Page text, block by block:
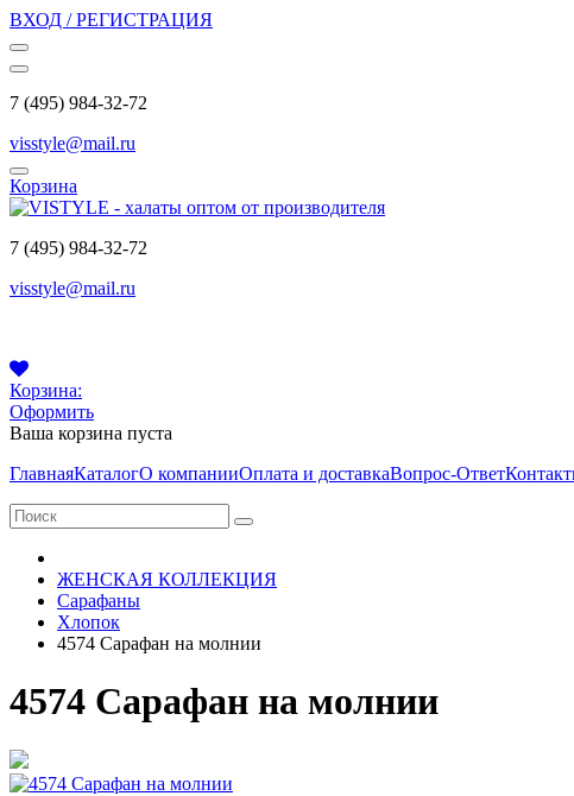
ВХОД / РЕГИСТРАЦИЯ
7 (495) 984-32-72
visstyle@mail.ru
Корзина
7 (495) 984-32-72
visstyle@mail.ru
Корзина:
Оформить
Ваша корзина пуста
ГлавнаяКаталогО компанииОплата и доставкаВопрос-Ответ
ЖЕНСКАЯ КОЛЛЕКЦИЯ
Сарафаны
Хлопок
4574 Сарафан на молнии
4574 Сарафан на молнии